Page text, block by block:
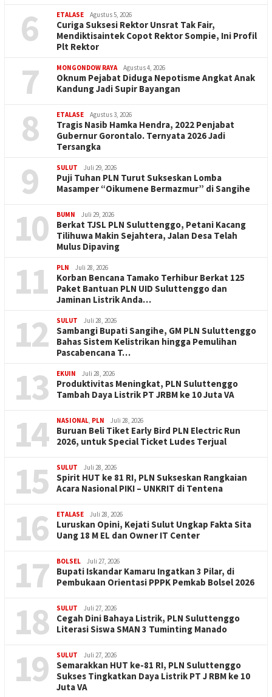
6 ETALASE Agustus 5, 2026
Curiga Suksesi Rektor Unsrat Tak Fair,
Mendiktisaintek Copot Rektor Sompie, Ini Profil
Plt Rektor
7 MONGONDOW RAYA Agustus 4, 2026
Oknum Pejabat Diduga Nepotisme Angkat Anak
Kandung Jadi Supir Bayangan
8 ETALASE Agustus 3, 2026
Tragis Nasib Hamka Hendra, 2022 Penjabat
Gubernur Gorontalo. Ternyata 2026 Jadi
Tersangka
9 SULUT Juli 29, 2026
Puji Tuhan PLN Turut Sukseskan Lomba
Masamper “Oikumene Bermazmur” di Sangihe
10 BUMN Juli 29, 2026
Berkat TJSL PLN Suluttenggo, Petani Kacang
Tilihuwa Makin Sejahtera, Jalan Desa Telah
Mulus Dipaving
11 PLN Juli 28, 2026
Korban Bencana Tamako Terhibur Berkat 125
Paket Bantuan PLN UID Suluttenggo dan
Jaminan Listrik Anda…
12 SULUT Juli 28, 2026
Sambangi Bupati Sangihe, GM PLN Suluttenggo
Bahas Sistem Kelistrikan hingga Pemulihan
Pascabencana T…
13 EKUIN Juli 28, 2026
Produktivitas Meningkat, PLN Suluttenggo
Tambah Daya Listrik PT JRBM ke 10 Juta VA
14 NASIONAL, PLN Juli 28, 2026
Buruan Beli Tiket Early Bird PLN Electric Run
2026, untuk Special Ticket Ludes Terjual
15 SULUT Juli 28, 2026
Spirit HUT ke 81 RI, PLN Sukseskan Rangkaian
Acara Nasional PIKI – UNKRIT di Tentena
16 ETALASE Juli 28, 2026
Luruskan Opini, Kejati Sulut Ungkap Fakta Sita
Uang 18 M EL dan Owner IT Center
17 BOLSEL Juli 27, 2026
Bupati Iskandar Kamaru Ingatkan 3 Pilar, di
Pembukaan Orientasi PPPK Pemkab Bolsel 2026
18 SULUT Juli 27, 2026
Cegah Dini Bahaya Listrik, PLN Suluttenggo
Literasi Siswa SMAN 3 Tuminting Manado
19 SULUT Juli 27, 2026
Semarakkan HUT ke-81 RI, PLN Suluttenggo
Sukses Tingkatkan Daya Listrik PT J RBM ke 10
Juta VA